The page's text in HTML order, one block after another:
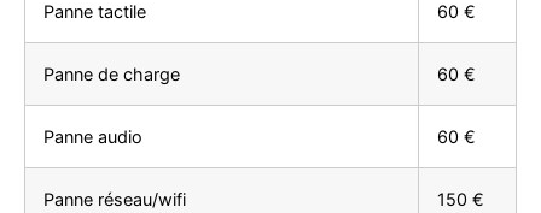
Panne tactile 60 €
Panne de charge 60 €
Panne audio 60 €
Panne réseau/wifi 150 €